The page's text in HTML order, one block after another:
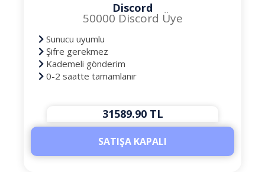
Discord
50000 Discord Üye
Sunucu uyumlu
Şifre gerekmez
Kademeli gönderim
0-2 saatte tamamlanır
31589.90 TL
SATIŞA KAPALI